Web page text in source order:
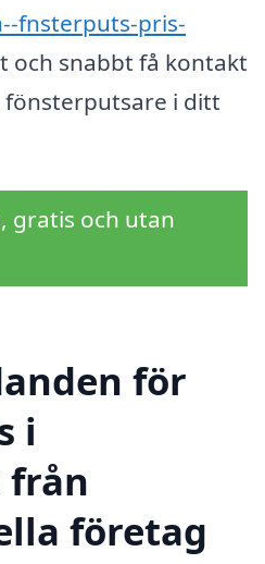
fnsterputs-pris-
och snabbt få kontakt
i ditt
gratis och utan
för
i
från
företag